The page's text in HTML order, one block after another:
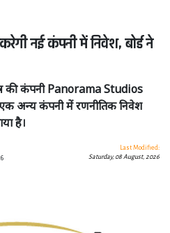
नई कंपनी में निवेश, बोर्ड ने
की कंपनी Panorama Studios
अन्य कंपनी में रणनीतिक निवेश
है।
Last Modified:
Saturday, 08 August, 2026